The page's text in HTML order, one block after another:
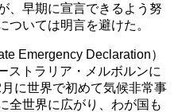
、早期に宣言できるよう努
ついては明言を避けた。
Emergency Declaration）
ストラリア・メルボルンに
月に世界で初めて気候非常事
全世界に広がり、わが国も